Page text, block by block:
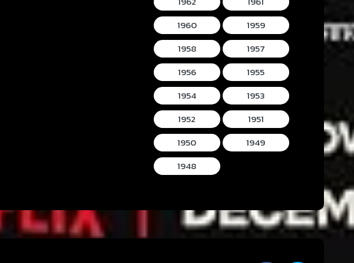
1960
1959
1958
1957
1956
1955
1954
1953
1952
1951
1950
1949
1948